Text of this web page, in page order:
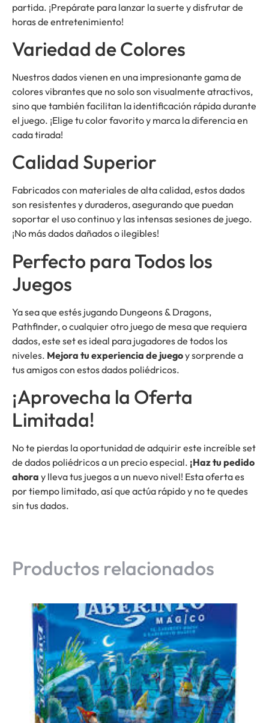
partida. ¡Prepárate para lanzar la suerte y disfrutar de
horas de entretenimiento!
Variedad de Colores
Nuestros dados vienen en una impresionante gama de
colores vibrantes que no solo son visualmente atractivos,
sino que también facilitan la identificación rápida durante
el juego. ¡Elige tu color favorito y marca la diferencia en
cada tirada!
Calidad Superior
Fabricados con materiales de alta calidad, estos dados
son resistentes y duraderos, asegurando que puedan
soportar el uso continuo y las intensas sesiones de juego.
¡No más dados dañados o ilegibles!
Perfecto para Todos los
Juegos
Ya sea que estés jugando Dungeons & Dragons,
Pathfinder, o cualquier otro juego de mesa que requiera
dados, este set es ideal para jugadores de todos los
niveles. Mejora tu experiencia de juegoy sorprende a
tus amigos con estos dados poliédricos.
¡Aprovecha la Oferta
Limitada!
No te pierdas la oportunidad de adquirir este increíble set
de dados poliédricos a un precio especial. ¡Haz tu pedido
ahora y lleva tus juegos a un nuevo nivel! Esta oferta es
por tiempo limitado, así que actúa rápido y no te quedes
sin tus dados.
Productos relacionados